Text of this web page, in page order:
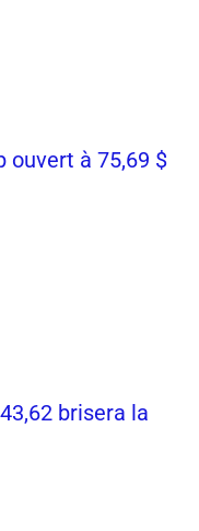
ouvert à 75,69 $
brisera la